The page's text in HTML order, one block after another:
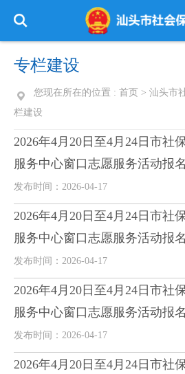
专栏建设
您现在所在的位置 : 首页 > 汕头市
栏建设
2026年4月20日至4月24日市社
服务中心窗口志愿服务活动报
发布时间：2026-04-17
2026年4月20日至4月24日市社
服务中心窗口志愿服务活动报
发布时间：2026-04-17
2026年4月20日至4月24日市社
服务中心窗口志愿服务活动报
发布时间：2026-04-17
2026年4月20日至4月24日市社